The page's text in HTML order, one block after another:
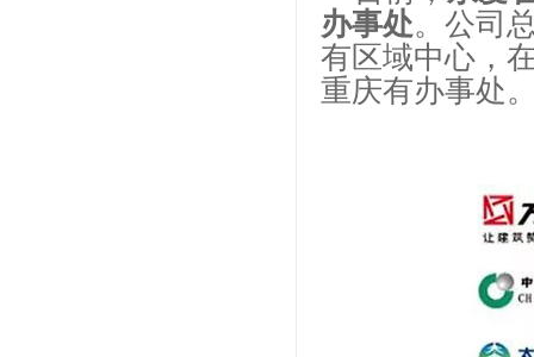
办事处。公司
有区域中心，
重庆有办事处